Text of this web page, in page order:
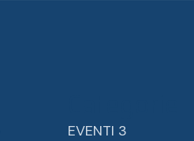
EVENTI 3